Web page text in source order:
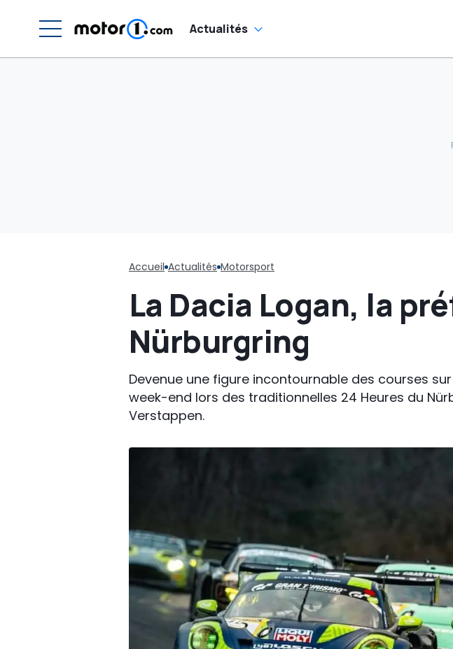
Actualités
Accueil Actualités Motorsport
La Dacia Logan, la
Nürburgring
Devenue une figure incontournable des courses
week-end lors des traditionnelles 24 Heures du
Verstappen.